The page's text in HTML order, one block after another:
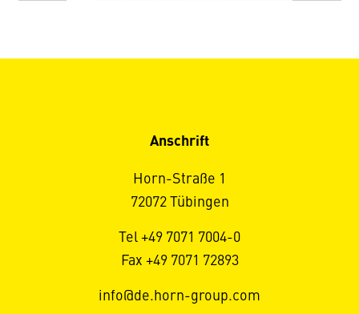
Anschrift
Horn-Straße 1
72072 Tübingen
Tel +49 7071 7004-0
Fax +49 7071 72893
info@de.horn-group.com